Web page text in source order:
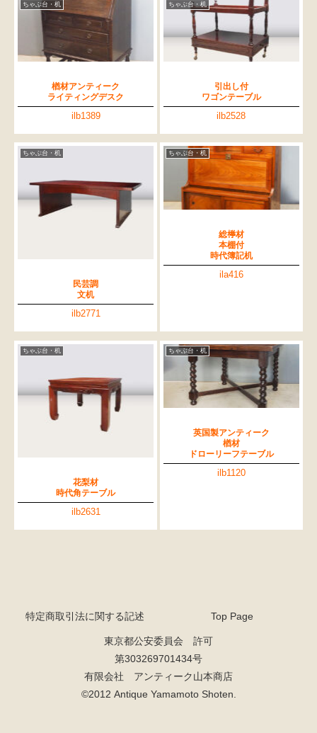
ちゃぶ台・机
楢材アンティーク
ライティングデスク
ilb1389
ちゃぶ台・机
引出し付
ワゴンテーブル
ilb2528
ちゃぶ台・机
民芸調
文机
ilb2771
ちゃぶ台・机
総﨔材
本棚付
時代簿記机
ila416
ちゃぶ台・机
花梨材
時代角テーブル
ilb2631
ちゃぶ台・机
英国製アンティーク
楢材
ドローリーフテーブル
ilb1120
特定商取引法に関する記述 Top Page
東京都公安委員会 許可
第303269701434号
有限会社 アンティーク山本商店
©2012 Antique Yamamoto Shoten.